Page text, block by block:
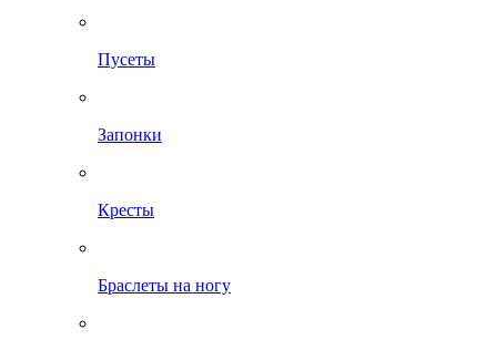
Пусеты
Запонки
Кресты
Браслеты на ногу